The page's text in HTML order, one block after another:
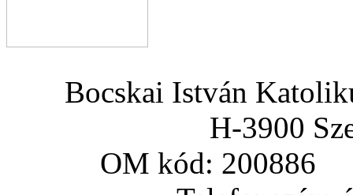
Bocskai István
H-3900
OM kód: 200886